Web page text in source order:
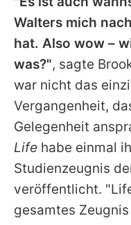
Walters mich
hat. Also wow –
was?", sagte
war nicht das
Vergangenheit,
Gelegenheit
Life habe einmal
Studienzeugnis
veröffentlicht.
gesamtes